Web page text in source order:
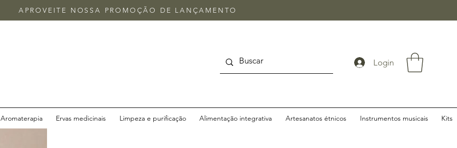
APROVEITE NOSSA PROMOÇÃO DE LANÇAMENTO
Login
Aromaterapia Ervas medicinais Limpeza e purificação Alimentação integrativa Artesanatos étnicos Instrumentos musicais Kits